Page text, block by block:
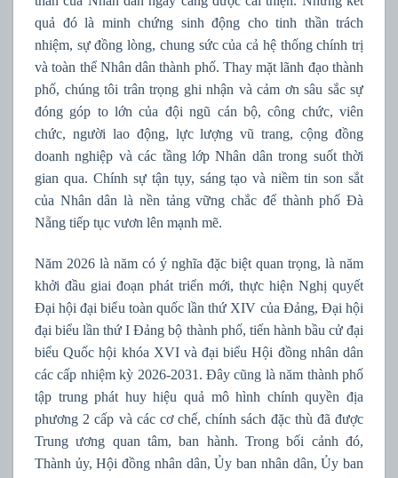
quả đó là minh chứng sinh động cho tinh thần trách
nhiệm, sự đồng lòng, chung sức của cả hệ thống chính trị
và toàn thể Nhân dân thành phố. Thay mặt lãnh đạo thành
phố, chúng tôi trân trọng ghi nhận và cảm ơn sâu sắc sự
đóng góp to lớn của đội ngũ cán bộ, công chức, viên
chức, người lao động, lực lượng vũ trang, cộng đồng
doanh nghiệp và các tầng lớp Nhân dân trong suốt thời
gian qua. Chính sự tận tụy, sáng tạo và niềm tin son sắt
của Nhân dân là nền tảng vững chắc để thành phố Đà
Nẵng tiếp tục vươn lên mạnh mẽ.
Năm 2026 là năm có ý nghĩa đặc biệt quan trọng, là năm
khởi đầu giai đoạn phát triển mới, thực hiện Nghị quyết
Đại hội đại biểu toàn quốc lần thứ XIV của Đảng, Đại hội
đại biểu lần thứ I Đảng bộ thành phố, tiến hành bầu cử đại
biểu Quốc hội khóa XVI và đại biểu Hội đồng nhân dân
các cấp nhiệm kỳ 2026-2031. Đây cũng là năm thành phố
tập trung phát huy hiệu quả mô hình chính quyền địa
phương 2 cấp và các cơ chế, chính sách đặc thù đã được
Trung ương quan tâm, ban hành. Trong bối cảnh đó,
Thành ủy, Hội đồng nhân dân, Ủy ban nhân dân, Ủy ban